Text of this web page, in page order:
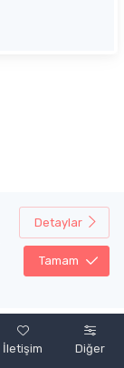
İletişim Diğer
Detaylar
Tamam